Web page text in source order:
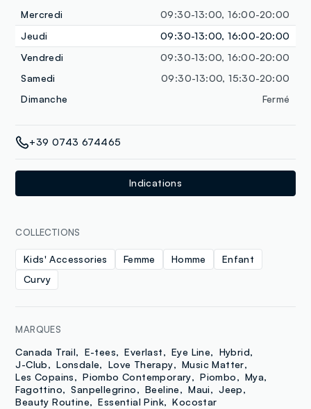
Mercredi
09:30-13:00, 16:00-20:00
Jeudi
09:30-13:00, 16:00-20:00
Vendredi
09:30-13:00, 16:00-20:00
Samedi
09:30-13:00, 15:30-20:00
Dimanche
Fermé
+39 0743 674465
Indications
COLLECTIONS
Kids' Accessories Femme Homme
Enfant
Curvy
MARQUES
Canada Trail E-tees Everlast Eye Line
Hybrid
J-Club
Lonsdale Love Therapy
Music Matter
Les Copains
Piombo Contemporary Piombo
Mya
Fagottino
Sanpellegrino Beeline Maui
Jeep
Beauty Routine
Essential Pink Kocostar